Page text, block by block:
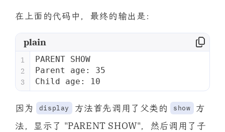
在上面的代码中，最终的输出是：
plain
PARENT SHOW
Parent age: 35
Child age: 10
1
2
3
因为 display 方法首先调用了父类的 show
方
法，显示了 "PARENT SHOW"，然后调用了子